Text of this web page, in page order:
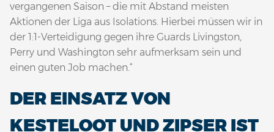
vergangenen Saison – die mit Abstand meisten
Aktionen der Liga aus Isolations. Hierbei müssen wir in
der 1:1-Verteidigung gegen ihre Guards Livingston,
Perry und Washington sehr aufmerksam sein und
einen guten Job machen.“
DER EINSATZ VON
KESTELOOT UND ZIPSER IST